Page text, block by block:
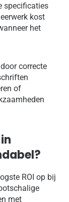
specificaties
kost
het
correcte
of
ROI op bij
met